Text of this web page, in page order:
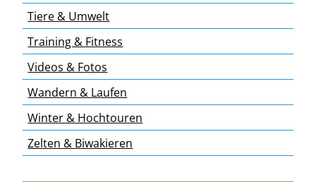
Tiere & Umwelt
Training & Fitness
Videos & Fotos
Wandern & Laufen
Winter & Hochtouren
Zelten & Biwakieren